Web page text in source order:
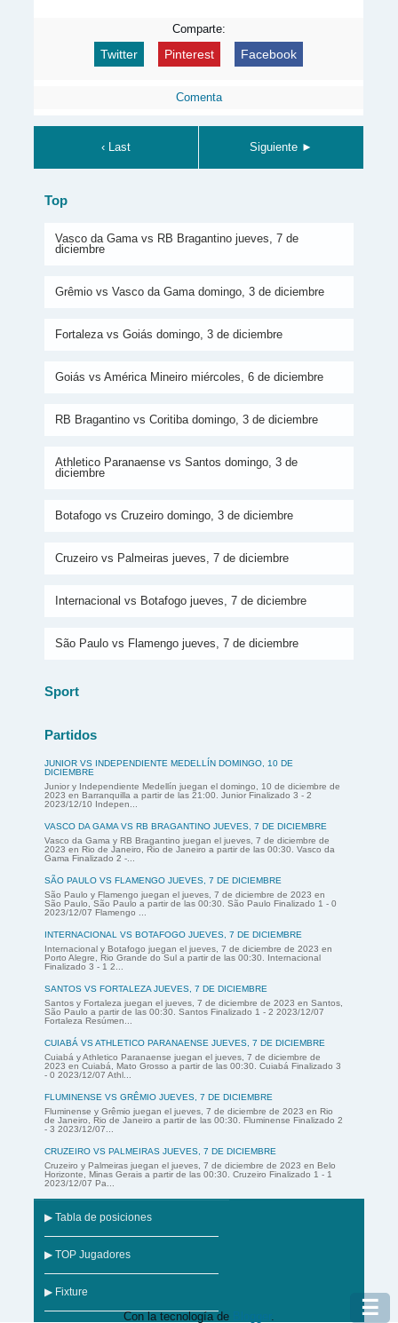
Comparte:
Twitter Pinterest Facebook
Comenta
‹ Last Siguiente ►
Top
Vasco da Gama vs RB Bragantino jueves, 7 de
diciembre
Grêmio vs Vasco da Gama domingo, 3 de diciembre
Fortaleza vs Goiás domingo, 3 de diciembre
Goiás vs América Mineiro miércoles, 6 de diciembre
RB Bragantino vs Coritiba domingo, 3 de diciembre
Athletico Paranaense vs Santos domingo, 3 de
diciembre
Botafogo vs Cruzeiro domingo, 3 de diciembre
Cruzeiro vs Palmeiras jueves, 7 de diciembre
Internacional vs Botafogo jueves, 7 de diciembre
São Paulo vs Flamengo jueves, 7 de diciembre
Sport
Partidos
JUNIOR VS INDEPENDIENTE MEDELLÍN DOMINGO, 10 DE
DICIEMBRE
Junior y Independiente Medellín juegan el domingo, 10 de diciembre de
2023 en Barranquilla a partir de las 21:00. Junior Finalizado 3 - 2
2023/12/10 Indepen...
VASCO DA GAMA VS RB BRAGANTINO JUEVES, 7 DE DICIEMBRE
Vasco da Gama y RB Bragantino juegan el jueves, 7 de diciembre de
2023 en Rio de Janeiro, Rio de Janeiro a partir de las 00:30. Vasco da
Gama Finalizado 2 -...
SÃO PAULO VS FLAMENGO JUEVES, 7 DE DICIEMBRE
São Paulo y Flamengo juegan el jueves, 7 de diciembre de 2023 en
São Paulo, São Paulo a partir de las 00:30. São Paulo Finalizado 1 - 0
2023/12/07 Flamengo ...
INTERNACIONAL VS BOTAFOGO JUEVES, 7 DE DICIEMBRE
Internacional y Botafogo juegan el jueves, 7 de diciembre de 2023 en
Porto Alegre, Rio Grande do Sul a partir de las 00:30. Internacional
Finalizado 3 - 1 2...
SANTOS VS FORTALEZA JUEVES, 7 DE DICIEMBRE
Santos y Fortaleza juegan el jueves, 7 de diciembre de 2023 en Santos,
São Paulo a partir de las 00:30. Santos Finalizado 1 - 2 2023/12/07
Fortaleza Resúmen...
CUIABÁ VS ATHLETICO PARANAENSE JUEVES, 7 DE DICIEMBRE
Cuiabá y Athletico Paranaense juegan el jueves, 7 de diciembre de
2023 en Cuiabá, Mato Grosso a partir de las 00:30. Cuiabá Finalizado 3
- 0 2023/12/07 Athl...
FLUMINENSE VS GRÊMIO JUEVES, 7 DE DICIEMBRE
Fluminense y Grêmio juegan el jueves, 7 de diciembre de 2023 en Rio
de Janeiro, Rio de Janeiro a partir de las 00:30. Fluminense Finalizado 2
- 3 2023/12/07...
CRUZEIRO VS PALMEIRAS JUEVES, 7 DE DICIEMBRE
Cruzeiro y Palmeiras juegan el jueves, 7 de diciembre de 2023 en Belo
Horizonte, Minas Gerais a partir de las 00:30. Cruzeiro Finalizado 1 - 1
2023/12/07 Pa...
☰
▶ Tabla de posiciones
▶ TOP Jugadores
▶ Fixture
Con la tecnología de .